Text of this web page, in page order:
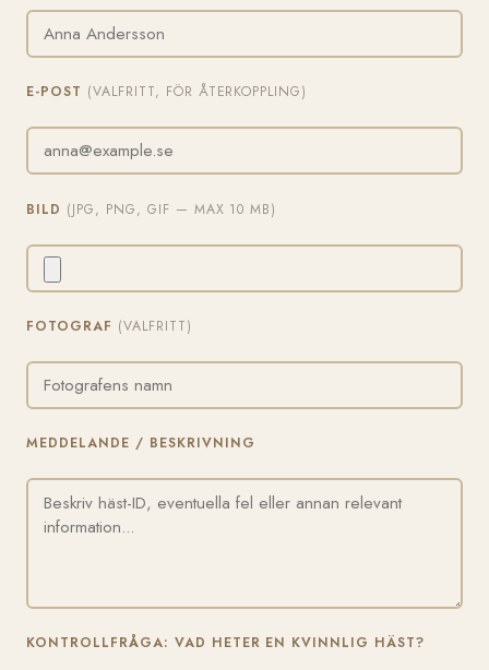
E-POST (VALFRITT, FÖR ÅTERKOPPLING)
BILD (JPG, PNG, GIF — MAX 10 MB)
FOTOGRAF (VALFRITT)
MEDDELANDE / BESKRIVNING
KONTROLLFRÅGA: VAD HETER EN KVINNLIG HÄST?